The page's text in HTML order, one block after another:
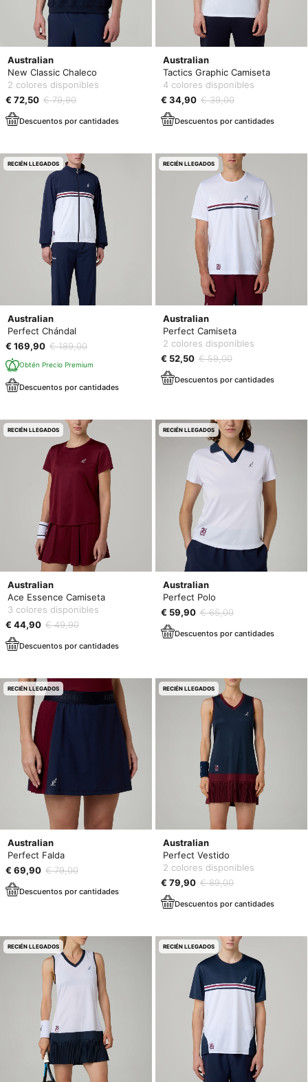
Australian
New Classic Chaleco
2 colores disponibles
€ 72,50 € 79,90
Descuentos por cantidades
Australian
Tactics Graphic Camiseta
4 colores disponibles
€ 34,90 € 39,00
Descuentos por cantidades
Australian
Perfect Chándal
€ 169,90 € 189,00
Obtén Precio Premium
Descuentos por cantidades
RECIÉN LLEGADOS
Australian
Perfect Camiseta
2 colores disponibles
€ 52,50 € 59,00
Descuentos por cantidades
RECIÉN LLEGADOS
Australian
Ace Essence Camiseta
3 colores disponibles
€ 44,90 € 49,90
Descuentos por cantidades
RECIÉN LLEGADOS
Australian
Perfect Polo
€ 59,90 € 65,00
Descuentos por cantidades
RECIÉN LLEGADOS
Australian
Perfect Falda
€ 69,90 € 79,00
Descuentos por cantidades
RECIÉN LLEGADOS
Australian
Perfect Vestido
2 colores disponibles
€ 79,90 € 89,00
Descuentos por cantidades
RECIÉN LLEGADOS
RECIÉN LLEGADOS RECIÉN LLEGADOS